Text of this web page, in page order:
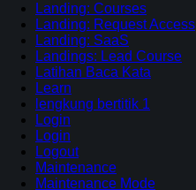
Landing: Courses
Landing: Request Access
Landing: SaaS
Landings: Lead Course
Latihan Baca Kata
Learn
lengkung bertitik 1
Login
Login
Logout
Maintenance
Maintenance Mode